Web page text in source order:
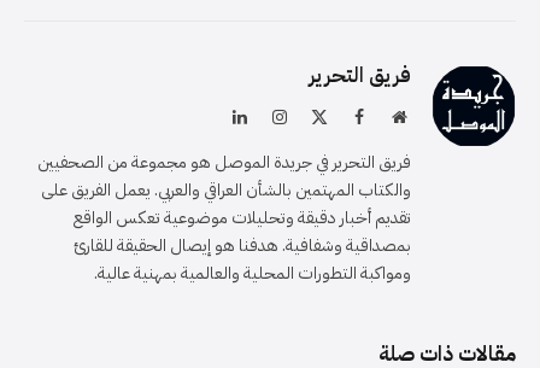
فريق التحرير
موقعفيسبوك الانستغرام
لينكدإن
فريق التحرير في جريدة الموصل هو مجموعة من الصحفيين
والكتاب المهتمين بالشأن العراقي والعربي. يعمل الفريق على
تقديم أخبار دقيقة وتحليلات موضوعية تعكس الواقع
بمصداقية وشفافية. هدفنا هو إيصال الحقيقة للقارئ
ومواكبة التطورات المحلية والعالمية بمهنية عالية.
مقالات ذات صلة